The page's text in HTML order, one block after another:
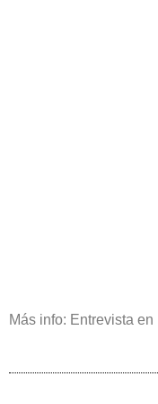
Más info: Entrevista en